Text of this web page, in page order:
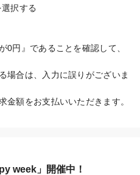
択する
0円』であることを確認して、
場合は、入力に誤りがございま
金額をお支払いいただきます。
week」開催中！